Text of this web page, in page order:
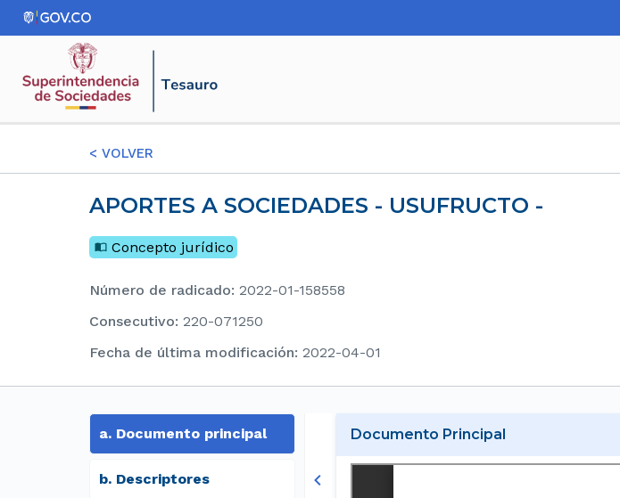
< VOLVER
APORTES A SOCIEDADES - USUFRUCTO -
Concepto jurídico
Número de radicado: 2022-01-158558
consecutivo: 220-071250
Fecha de última modificación: 2022-04-01
a. Documento principal
b. Descriptores
Documento Principal